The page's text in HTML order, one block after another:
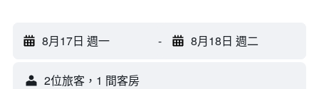
8月17日 週一 - 8月18日 週二
2位旅客，1 間客房